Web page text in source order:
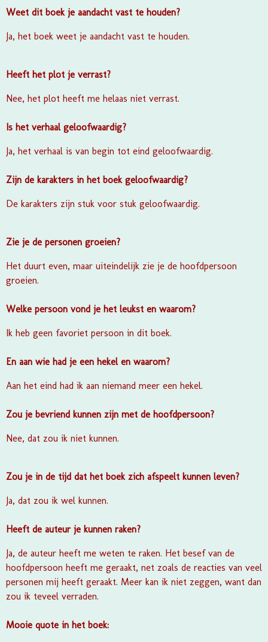
Weet dit boek je aandacht vast te houden?
Ja, het boek weet je aandacht vast te houden.
Heeft het plot je verrast?
Nee, het plot heeft me helaas niet verrast.
Is het verhaal geloofwaardig?
Ja, het verhaal is van begin tot eind geloofwaardig.
Zijn de karakters in het boek geloofwaardig?
De karakters zijn stuk voor stuk geloofwaardig.
Zie je de personen groeien?
Het duurt even, maar uiteindelijk zie je de hoofdpersoon
groeien.
Welke persoon vond je het leukst en waarom?
Ik heb geen favoriet persoon in dit boek.
En aan wie had je een hekel en waarom?
Aan het eind had ik aan niemand meer een hekel.
Zou je bevriend kunnen zijn met de hoofdpersoon?
Nee, dat zou ik niet kunnen.
Zou je in de tijd dat het boek zich afspeelt kunnen leven?
Ja, dat zou ik wel kunnen.
Heeft de auteur je kunnen raken?
Ja, de auteur heeft me weten te raken. Het besef van de
hoofdpersoon heeft me geraakt, net zoals de reacties van veel
personen mij heeft geraakt. Meer kan ik niet zeggen, want dan
zou ik teveel verraden.
Mooie quote in het boek: